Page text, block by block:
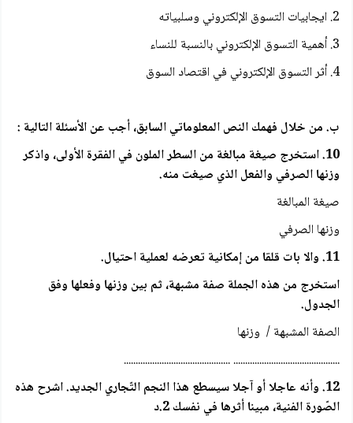
2. ايجابيات التسوق الإلكتروني وسلبياته
3. أهمية التسوق الإلكتروني بالنسبة للنساء
4. أثر التسوق الإلكتروني في اقتصاد السوق
ب. من خلال فهمك النص المعلوماتي السابق، أجب عن الأسئلة التالية :
10. استخرج صيغة مبالغة من السطر الملون في الفقرة الأولى، واذكر
وزنها الصرفي والفعل الذي صيغت منه.
صيغة المبالغة
وزنها الصرفي
11. والا بات قلقا من إمكانية تعرضه لعملية احتيال.
استخرج من هذه الجملة صفة مشبهة، ثم بين وزنها وفعلها وفق
الجدول.
الصفة المشبهة / وزنها
............................................. .............................................
12. وأنه عاجلا أو آجلا سيسطع هذا النجم التّجاري الجديد. اشرح هذه
الصّورة الفنية، مبينا أثرها في نفسك 2.د